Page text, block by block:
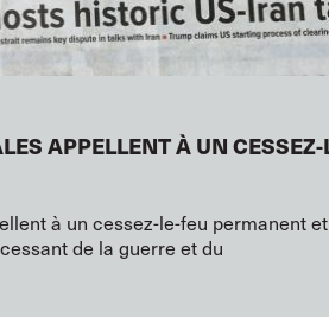
APPELLENT À UN CESSEZ-
à un cessez-le-feu permanent
de la guerre et du